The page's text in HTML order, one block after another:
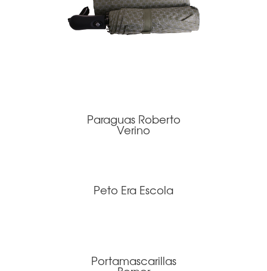
Paraguas Roberto
Verino
Peto Era Escola
Portamascarillas